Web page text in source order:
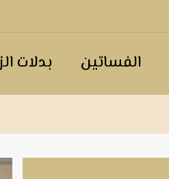
الفساتين بدلات